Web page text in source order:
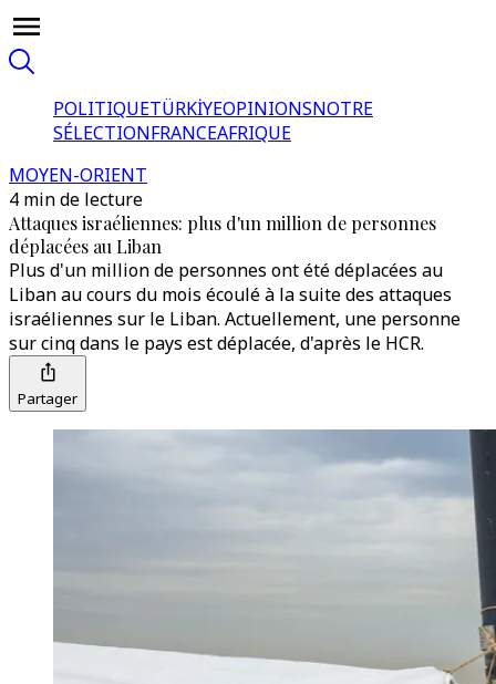
POLITIQUETÜRKİYEOPINIONSNOTRE
SÉLECTIONFRANCEAFRIQUE
MOYEN-ORIENT
4 min de lecture
Attaques israéliennes: plus d'un million de personnes
déplacées au Liban
Plus d'un million de personnes ont été déplacées au
Liban au cours du mois écoulé à la suite des attaques
israéliennes sur le Liban. Actuellement, une personne
sur cinq dans le pays est déplacée, d'après le HCR.
Partager